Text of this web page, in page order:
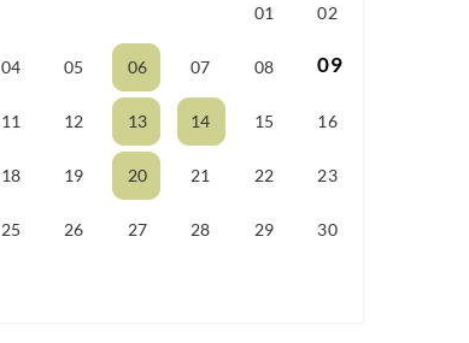
01 02
04 05 06 07 08 09
11 12 13 14 15 16
18 19 20 21 22 23
25 26 27 28 29 30